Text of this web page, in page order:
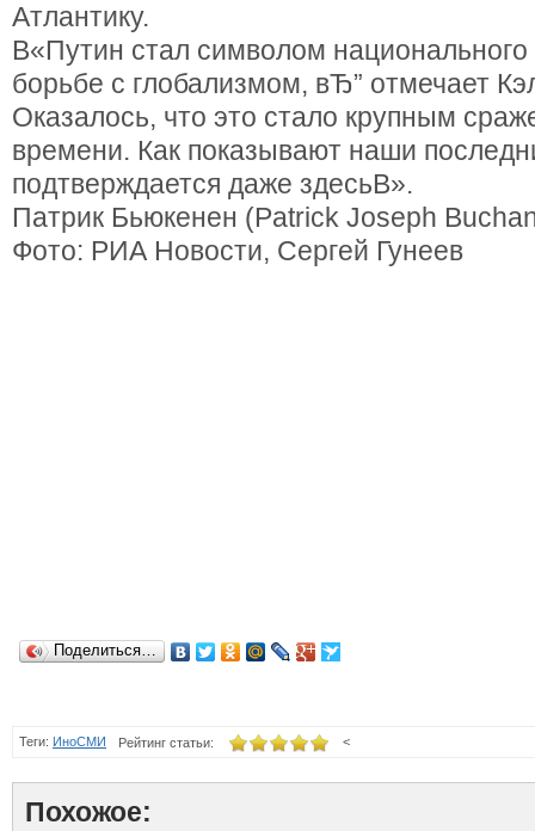
Атлантику.
В«Путин стал символом национального
борьбе с глобализмом, вЂ” отмечает
Оказалось, что это стало крупным
времени. Как показывают наши
подтверждается даже здесьВ».
Патрик Бьюкенен (Patrick Joseph
Фото: РИА Новости, Сергей Гунеев
Поделиться…
Теги: ИноСМИ <
Рейтинг статьи:
Похожое: